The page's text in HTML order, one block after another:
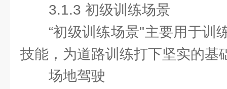
3.1.3 初级训练场景
“初级训练场景"主要用于训
技能，为道路训练打下坚实的基
场地驾驶